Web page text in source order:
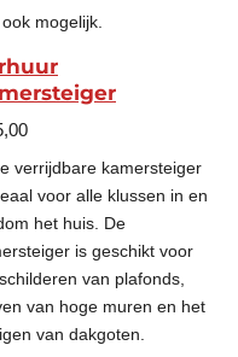
mogelijk.
verrijdbare kamersteiger
voor alle klussen in en
het huis. De
is geschikt voor
van plafonds,
van hoge muren en het
van dakgoten.